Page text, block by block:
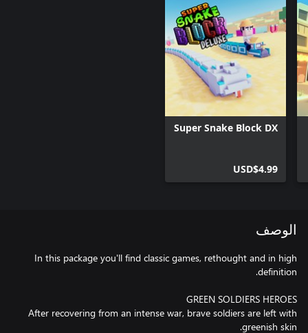
Super Snake Block DX
USD$4.99
الوصف
In this package you'll find classic games, rethought and in high
After recovering from an intense war, brave soldiers are left with